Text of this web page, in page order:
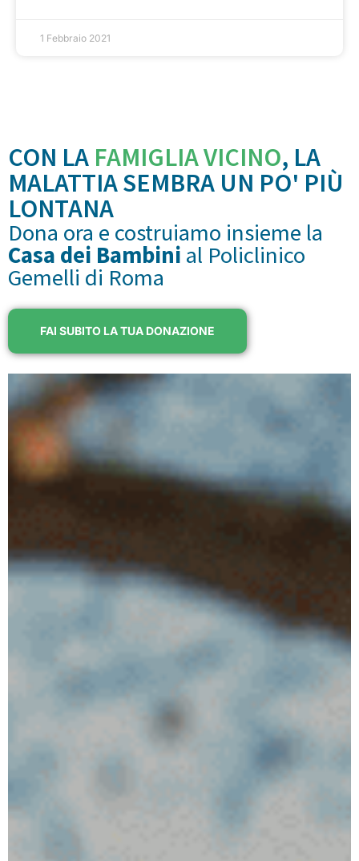
1 Febbraio 2021
CON LA FAMIGLIA VICINO, LA
MALATTIA SEMBRA UN PO' PIÙ
LONTANA
Dona ora e costruiamo insieme la
Casa dei Bambini al Policlinico
Gemelli di Roma
FAI SUBITO LA TUA DONAZIONE